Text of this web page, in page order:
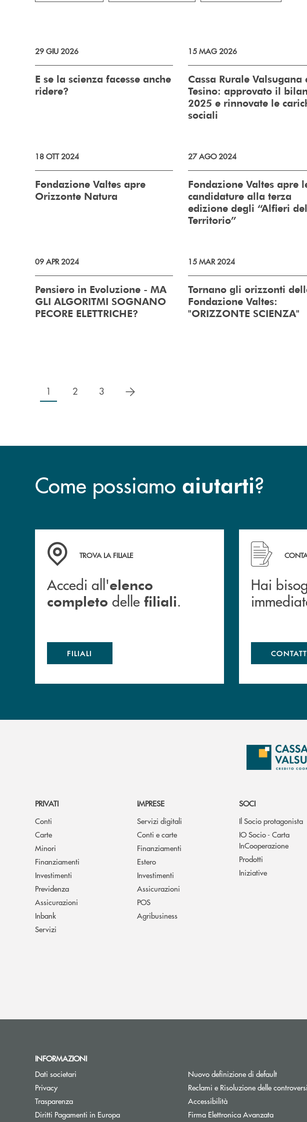
29 GIU 2026
E se la scienza facesse anche
ridere?
15 MAG 2026
Cassa Rurale Valsugana
Tesino: approvato il
2025 e rinnovate le
sociali
18 OTT 2024
Fondazione Valtes apre
Orizzonte Natura
27 AGO 2024
Fondazione Valtes apre
candidature alla terza
edizione degli “Alfieri del
Territorio”
09 APR 2024
Pensiero in Evoluzione - MA
GLI ALGORITMI SOGNANO
PECORE ELETTRICHE?
15 MAR 2024
Tornano gli orizzonti
Fondazione Valtes:
"ORIZZONTE SCIENZA"
1 2 3 successivo
Come possiamo aiutarti?
Accedi all' elenco completo delle filiali .
TROVA LA FILIALE
Accedi all'elenco
completo delle filiali.
FILIALI
Hai bisogno di
Hai
PRIVATI
Conti
Carte
Minori
Finanziamenti
Investimenti
Previdenza
Assicurazioni
Inbank
Servizi
IMPRESE
Servizi digitali
Conti e carte
Finanziamenti
Estero
Investimenti
Assicurazioni
POS
Agribusiness
SOCI
Il Socio protagonista
IO Socio - Carta
InCooperazione
Prodotti
Iniziative
INFORMAZIONI
Dati societari
Privacy
Trasparenza
Diritti Pagamenti in EuropaApre una nuova finestra
Nuovo definizione di default
Reclami e Risoluzione delle
Accessibilità
Firma Elettronica Avanzata